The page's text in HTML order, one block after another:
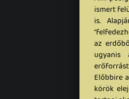
ismert
is.
az
Előbbire
körök